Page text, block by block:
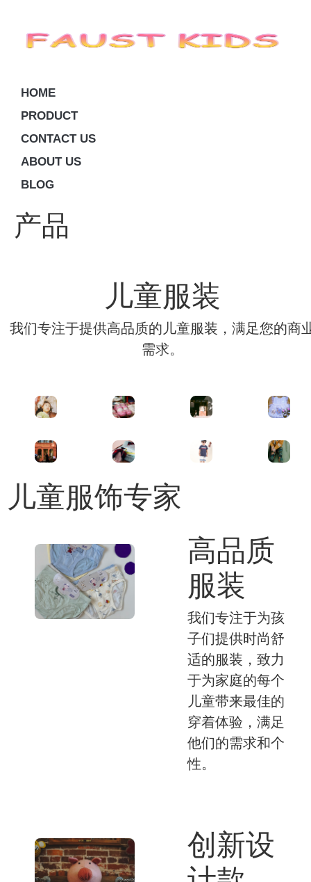
HOME
PRODUCT
CONTACT US
ABOUT US
BLOG
产品
儿童服装
我们专注于提供高品质的儿童服装，满足您的商
需求。
儿童服饰专家
高品质
服装
我们专注于为孩
子们提供时尚舒
适的服装，致力
于为家庭的每个
儿童带来最佳的
穿着体验，满足
他们的需求和个
性。
创新设